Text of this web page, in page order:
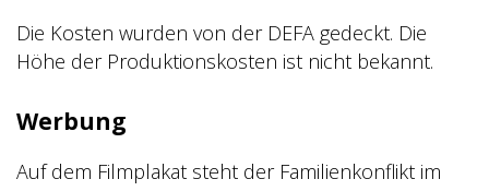
Die Kosten wurden von der DEFA gedeckt. Die
Höhe der Produktionskosten ist nicht bekannt.
Werbung
Auf dem Filmplakat steht der Familienkonflikt im